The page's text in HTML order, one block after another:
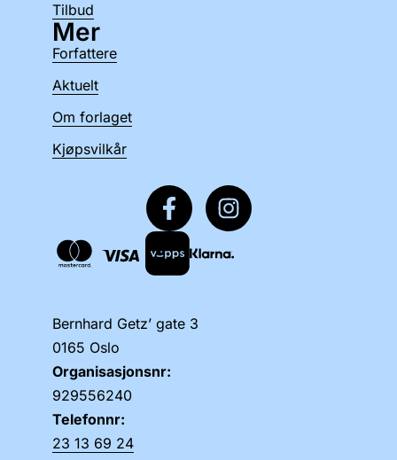
Bernhard Getz’ gate 3
0165 Oslo
Organisasjonsnr:
929556240
Telefonnr:
23 13 69 24
Tilbud
Mer
Forfattere
Aktuelt
Om forlaget
Kjøpsvilkår